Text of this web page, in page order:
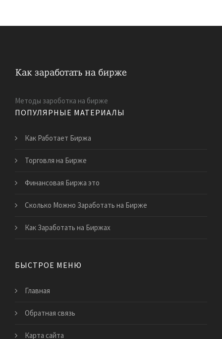
Методы зароботка на бирже
ПОПУЛЯРНЫЕ МАТЕРИАЛЫ
Как Работает Биржа
Торговля на Бирже
Финансовая Биржа это
Сколько Можно Заработать на Бирже
Как Заработать на Биржах
БЫСТРОЕ МЕНЮ
Главная
Обратная связь
Карта сайта